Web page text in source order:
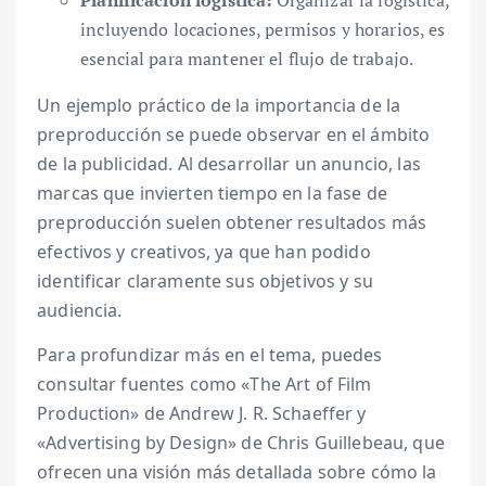
incluyendo locaciones, permisos y horarios, es
esencial para mantener el flujo de trabajo.
Un ejemplo práctico de la importancia de la
preproducción se puede observar en el ámbito
de la publicidad. Al desarrollar un anuncio, las
marcas que invierten tiempo en la fase de
preproducción suelen obtener resultados más
efectivos y creativos, ya que han podido
identificar claramente sus objetivos y su
audiencia.
Para profundizar más en el tema, puedes
consultar fuentes como «The Art of Film
Production» de Andrew J. R. Schaeffer y
«Advertising by Design» de Chris Guillebeau, que
ofrecen una visión más detallada sobre cómo la